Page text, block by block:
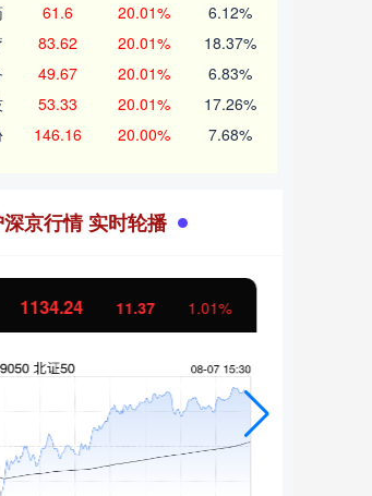
61.6 20.01% 6.12%
83.62 20.01% 18.37%
49.67 20.01% 6.83%
53.33 20.01% 17.26%
146.16 20.00% 7.68%
京行情 实时轮播
1134.24 11.37 1.01%